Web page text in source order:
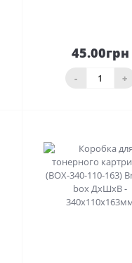
45.00грн
- +
кошика